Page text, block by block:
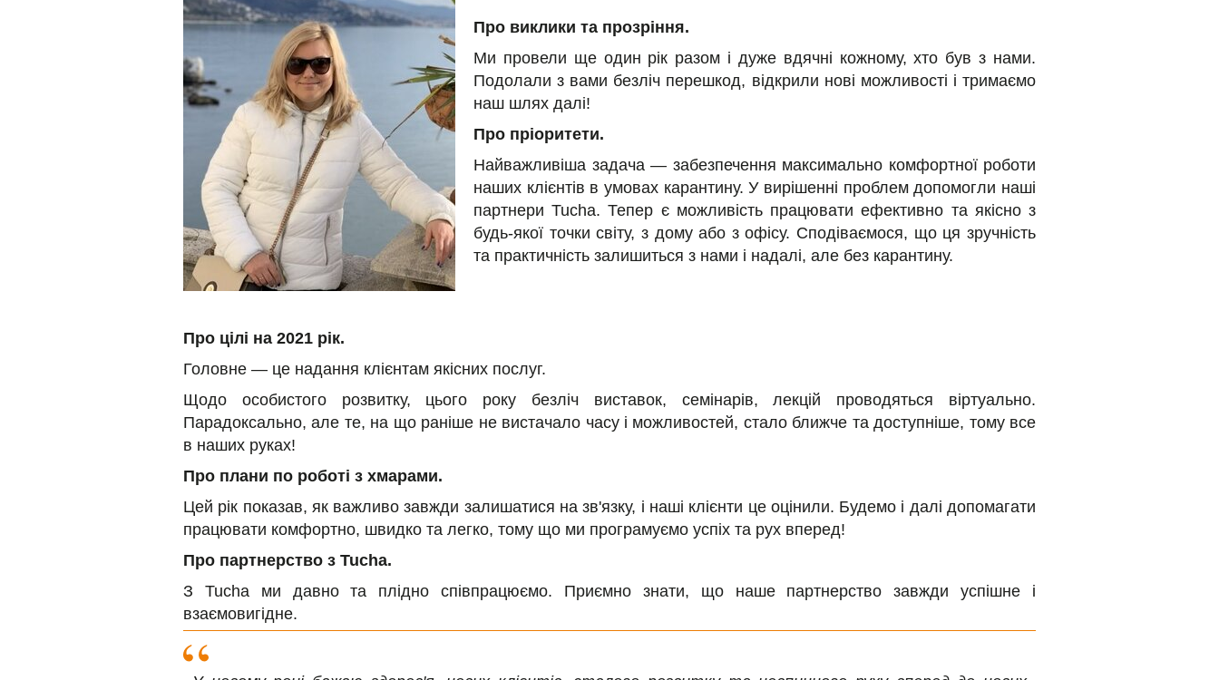
Про виклики та прозріння.
Ми провели ще один рік разом і дуже вдячні кожному, хто був з нами.
Подолали з вами безліч перешкод, відкрили нові можливості і тримаємо
наш шлях далі!
Про пріоритети.
Найважливіша задача — забезпечення максимально комфортної роботи
наших клієнтів в умовах карантину. У вирішенні проблем допомогли наші
партнери Tucha. Тепер є можливість працювати ефективно та якісно з
будь-якої точки світу, з дому або з офісу. Сподіваємося, що ця зручність
та практичність залишиться з нами і надалі, але без карантину.
Про цілі на 2021 рік.
Головне — це надання клієнтам якісних послуг.
Щодо особистого розвитку, цього року безліч виставок, семінарів, лекцій проводяться віртуально.
Парадоксально, але те, на що раніше не вистачало часу і можливостей, стало ближче та доступніше, тому все
в наших руках!
Про плани по роботі з хмарами.
Цей рік показав, як важливо завжди залишатися на зв'язку, і наші клієнти це оцінили. Будемо і далі допомагати
працювати комфортно, швидко та легко, тому що ми програмуємо успіх та рух вперед!
Про партнерство з Tucha.
З Tucha ми давно та плідно співпрацюємо. Приємно знати, що наше партнерство завжди успішне і
взаємовигідне.